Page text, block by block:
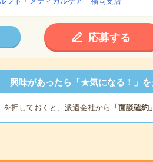
応募する
興味があったら「★気になる！」を
を押しておくと、派遣会社から 「面談確約」